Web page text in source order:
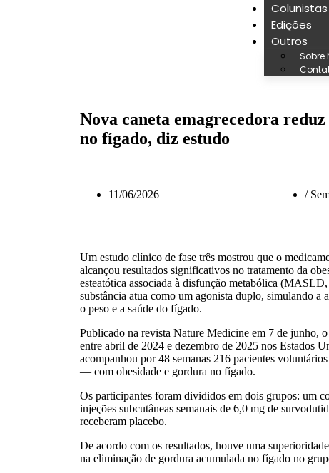
Colunistas
Edições
Outros
Sobre
Nova caneta emagrecedora
no fígado, diz estudo
11/06/2026 /
Um estudo clínico de fase três mostrou que o
alcançou resultados significativos no tratamento da
esteatótica associada à disfunção metabólica
substância atua como um agonista duplo, simulando a
o peso e a saúde do fígado.
Publicado na revista Nature Medicine em 7 de junho,
entre abril de 2024 e dezembro de 2025 nos Estados
acompanhou por 48 semanas 216 pacientes
— com obesidade e gordura no fígado.
Os participantes foram divididos em dois grupos: um
injeções subcutâneas semanais de 6,0 mg de
receberam placebo.
De acordo com os resultados, houve uma
na eliminação de gordura acumulada no fígado no